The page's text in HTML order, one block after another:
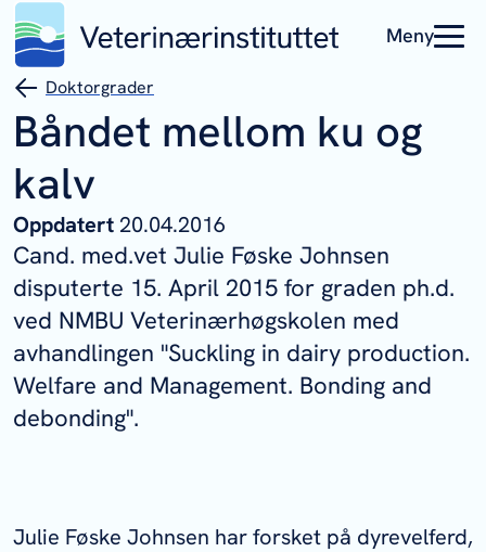
Meny
Doktorgrader
Båndet mellom ku og
kalv
Oppdatert 20.04.2016
Cand. med.vet Julie Føske Johnsen
disputerte 15. April 2015 for graden ph.d.
ved NMBU Veterinærhøgskolen med
avhandlingen "Suckling in dairy production.
Welfare and Management. Bonding and
debonding".
Julie Føske Johnsen har forsket på dyrevelferd,